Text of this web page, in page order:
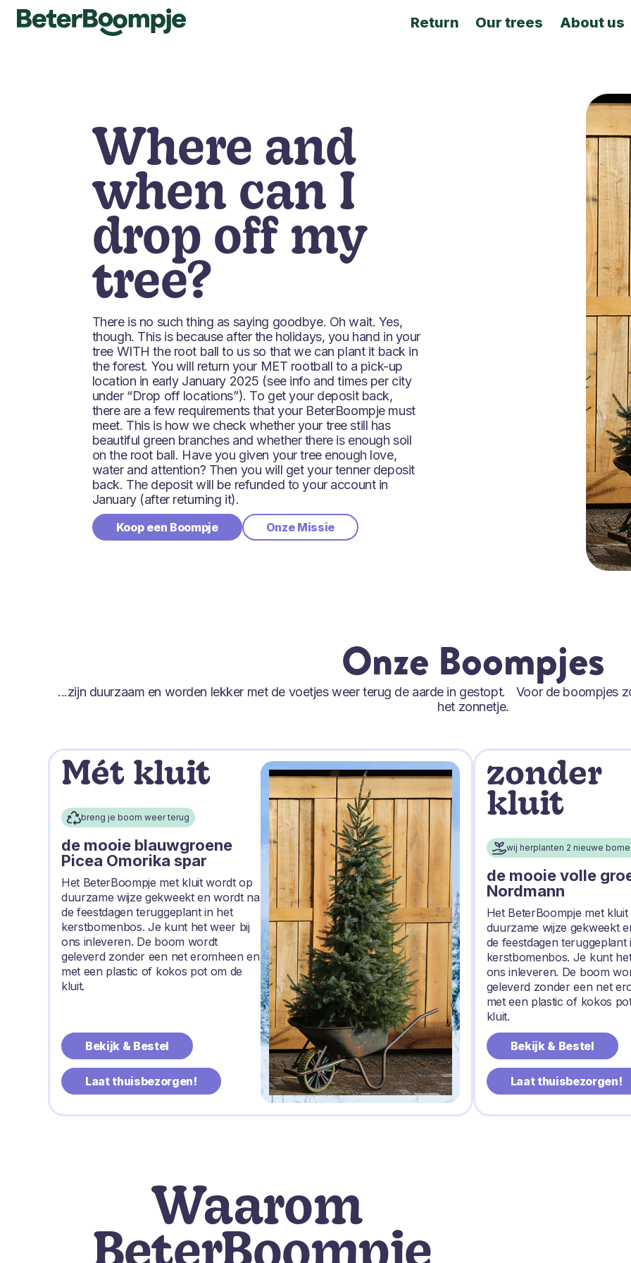
Return Our trees About us
Where and
when can I
drop off my
tree?
There is no such thing as saying goodbye. Oh wait. Yes,
though. This is because after the holidays, you hand in your
tree WITH the root ball to us so that we can plant it back in
the forest. You will return your MET rootball to a pick-up
location in early January 2025 (see info and times per city
under “Drop off locations”). To get your deposit back,
there are a few requirements that your BeterBoompje must
meet. This is how we check whether your tree still has
beautiful green branches and whether there is enough soil
on the root ball. Have you given your tree enough love,
water and attention? Then you will get your tenner deposit
back. The deposit will be refunded to your account in
January (after returning it).
Koop een Boompje Onze Missie
Onze Boompjes
...zijn duurzaam en worden lekker met de voetjes weer terug de aarde in gestopt. Voor de boompjes
het zonnetje.
Mét kluit
breng je boom weer terug
de mooie blauwgroene
Picea Omorika spar
Het BeterBoompje met kluit wordt op
duurzame wijze gekweekt en wordt na
de feestdagen teruggeplant in het
kerstbomenbos. Je kunt het weer bij
ons inleveren. De boom wordt
geleverd zonder een net eromheen en
met een plastic of kokos pot om de
kluit.
Bekijk & Bestel
Laat thuisbezorgen!
zonder
kluit
wij herplanten 2 nieuwe
de mooie volle
Nordmann
Het BeterBoompje met
duurzame wijze gekweekt
de feestdagen teruggeplant
kerstbomenbos. Je kunt
ons inleveren. De boom
geleverd zonder een net
met een plastic of kokos
kluit.
Bekijk & Bestel
Laat thuisbezorgen!
Waarom